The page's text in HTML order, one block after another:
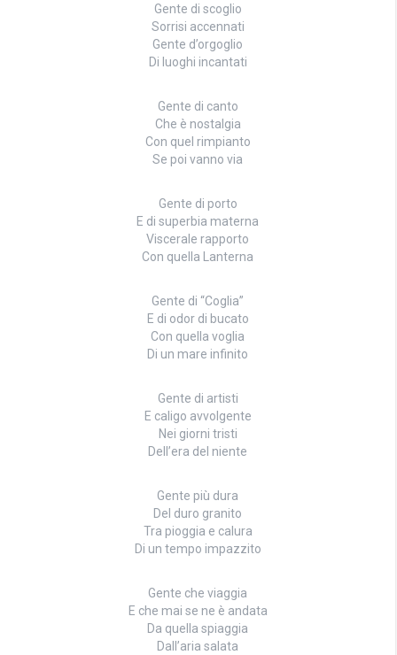
Gente di scoglio
Sorrisi accennati
Gente d’orgoglio
Di luoghi incantati
Gente di canto
Che è nostalgia
Con quel rimpianto
Se poi vanno via
Gente di porto
E di superbia materna
Viscerale rapporto
Con quella Lanterna
Gente di “Coglia”
E di odor di bucato
Con quella voglia
Di un mare infinito
Gente di artisti
E caligo avvolgente
Nei giorni tristi
Dell’era del niente
Gente più dura
Del duro granito
Tra pioggia e calura
Di un tempo impazzito
Gente che viaggia
E che mai se ne è andata
Da quella spiaggia
Dall’aria salata